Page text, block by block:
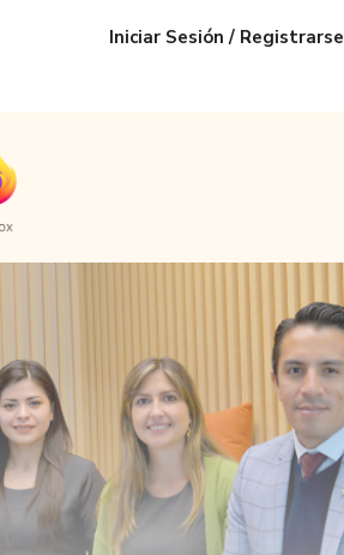
Iniciar Sesión / Registrarse